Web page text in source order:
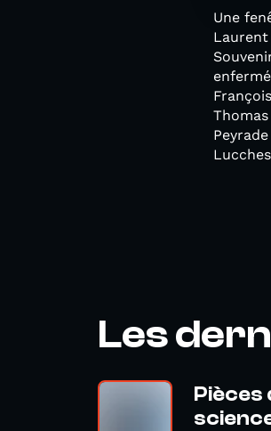
Une
Laurent
Les
Pièces